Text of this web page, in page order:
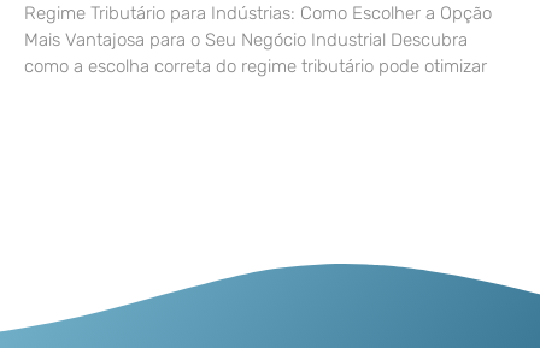
Regime Tributário para Indústrias: Como Escolher a Opção
Mais Vantajosa para o Seu Negócio Industrial Descubra
como a escolha correta do regime tributário pode otimizar